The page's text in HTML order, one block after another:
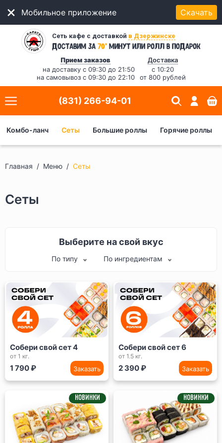
Мобильное приложение Скачать
Сеть кафе с доставкой в Дзержинске
Доставим за70* минутили ролл в подарок
Прием заказов
на доставку с 09:30 до 21:50
на самовывоз с 09:30 до 22:10
Доставка
с 10:20
от 800 рублей
(831) 266-94-01
Комбо-ланч Сеты Большие роллы Горячие роллы
Главная Меню Сеты
Сеты
Выберите на свой вкус
По типу По ингредиентам
Собери свой сет 4
от 1 кг.
1 790 ₽ Заказать
Собери свой сет 6
от 1.5 кг.
2 390 ₽ Заказать
НОВИНКИ НОВИНКИ